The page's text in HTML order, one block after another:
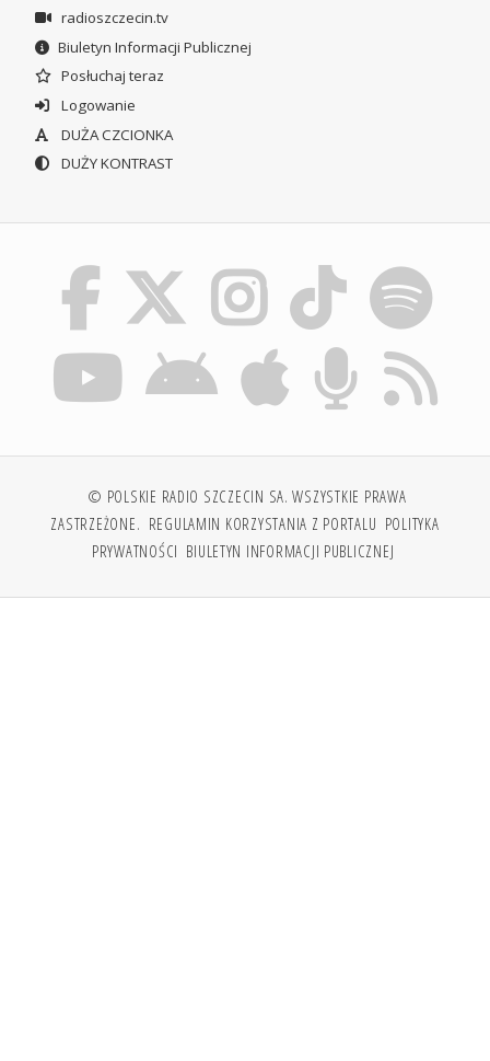
radioszczecin.tv
Biuletyn Informacji Publicznej
Posłuchaj teraz
Logowanie
DUŻA CZCIONKA
DUŻY KONTRAST
© POLSKIE RADIO SZCZECIN SA. WSZYSTKIE PRAWA
ZASTRZEŻONE. REGULAMIN KORZYSTANIA Z PORTALU POLITYKA
PRYWATNOŚCI BIULETYN INFORMACJI PUBLICZNEJ